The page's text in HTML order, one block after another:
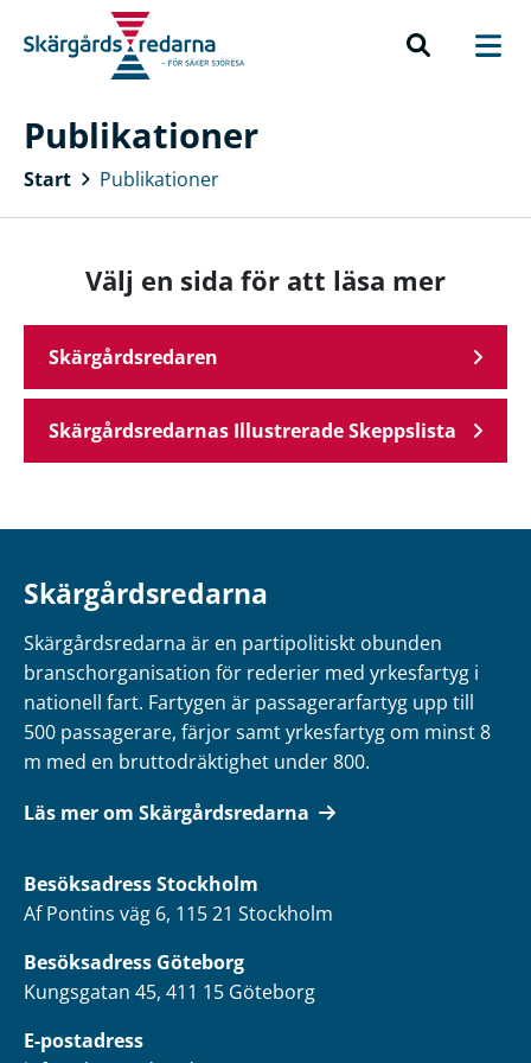
Publikationer
Start Publikationer
Välj en sida för att läsa mer
Skärgårdsredaren
Skärgårdsredarnas Illustrerade Skeppslista
Skärgårdsredarna
Skärgårdsredarna är en partipolitiskt obunden
branschorganisation för rederier med yrkesfartyg i
nationell fart. Fartygen är passagerarfartyg upp till
500 passagerare, färjor samt yrkesfartyg om minst 8
m med en bruttodräktighet under 800.
Läs mer om Skärgårdsredarna
BesöksadressStockholm
Af Pontins väg 6, 115 21 Stockholm
Besöksadress Göteborg
Kungsgatan 45, 411 15 Göteborg
E-postadress